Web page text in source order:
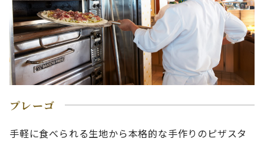
プレーゴ
手軽に食べられる生地から本格的な手作りのピザスタ